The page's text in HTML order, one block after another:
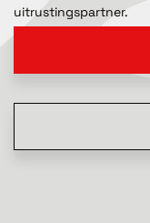
uitrustingspartner.